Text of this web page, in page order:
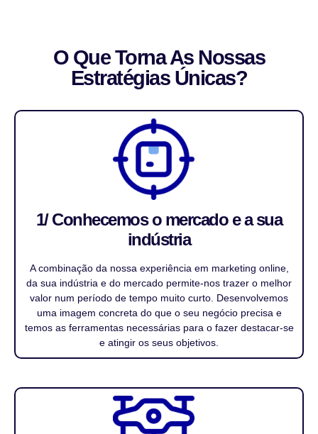
O Que Torna As Nossas
Estratégias Únicas?
1/ Conhecemos o mercado e a sua
indústria
A combinação da nossa experiência em marketing online,
da sua indústria e do mercado permite-nos trazer o melhor
valor num período de tempo muito curto. Desenvolvemos
uma imagem concreta do que o seu negócio precisa e
temos as ferramentas necessárias para o fazer destacar-se
e atingir os seus objetivos.